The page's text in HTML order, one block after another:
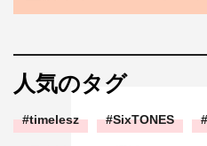
人気のタグ
timelesz SixTONES